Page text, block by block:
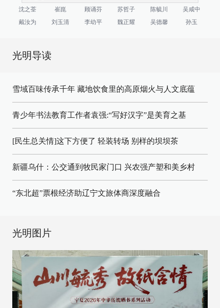
沈之荃 崔崑 顾诵芬 苏哲子 陈毓川
吴咸中
戴汝为
刘玉清 李幼平 魏正耀 吴德馨 孙玉
光明导读
雪域百味传承千年 藏地饮食里的高原烟火与人文底蕴
青少年书法教育工作者袁强:“写好汉字”是美育之基
[民生总关情]这下方便了 轻装转场 别样的坝坝茶
新疆乌什：公交通到牧民家门口 兴农强产塑和美乡村
“东北超”票根经济助辽宁文旅体商深度融合
光明图片